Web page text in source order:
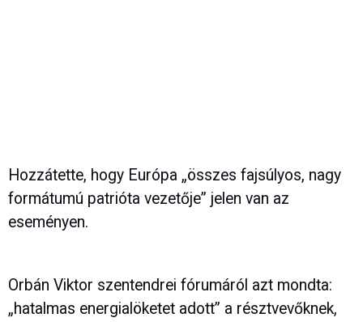
Hozzátette, hogy Európa „összes fajsúlyos, nagy
formátumú patrióta vezetője” jelen van az
eseményen.
Orbán Viktor szentendrei fórumáról azt mondta:
„hatalmas energialöketet adott” a résztvevőknek,